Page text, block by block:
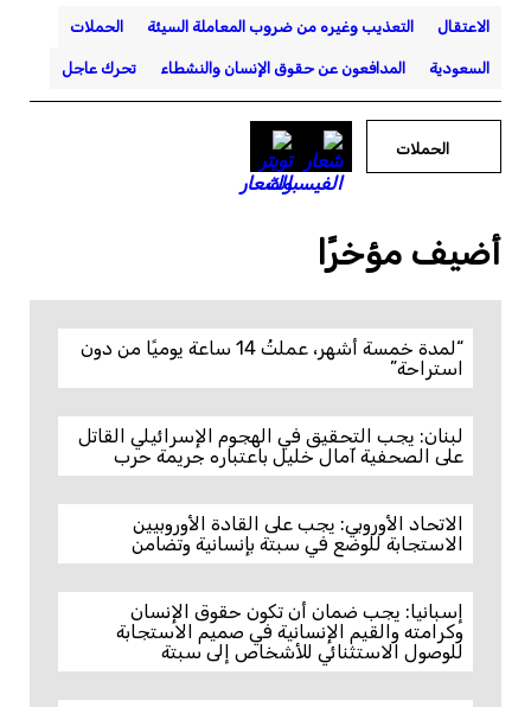
الاعتقال التعذيب وغيره من ضروب المعاملة السيئة الحملات
السعودية المدافعون عن حقوق الإنسان والنشطاء تحرك عاجل
الحملات
أضيف مؤخرًا
“لمدة خمسة أشهر، عملتُ 14 ساعة يوميًا من دون
استراحة”
لبنان: يجب التحقيق في الهجوم الإسرائيلي القاتل
على الصحفية آمال خليل باعتباره جريمة حرب
الاتحاد الأوروبي: يجب على القادة الأوروبيين
الاستجابة للوضع في سبتة بإنسانية وتضامن
إسبانيا: يجب ضمان أن تكون حقوق الإنسان
وكرامته والقيم الإنسانية في صميم الاستجابة
للوصول الاستثنائي للأشخاص إلى سبتة